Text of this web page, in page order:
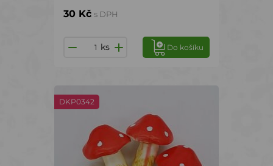
30 Kč s DPH
ks Do košíku
DKP0342